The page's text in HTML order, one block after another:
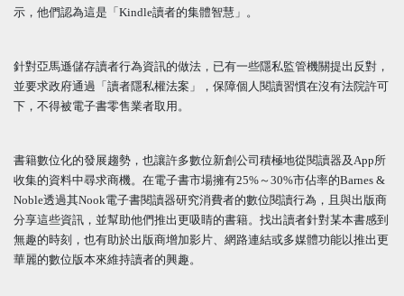
示，他們認為這是「Kindle讀者的集體智慧」。
針對亞馬遜儲存讀者行為資訊的做法，已有一些隱私監管機關提出反對，
並要求政府通過「讀者隱私權法案」，保障個人閱讀習慣在沒有法院許可
下，不得被電子書零售業者取用。
書籍數位化的發展趨勢，也讓許多數位新創公司積極地從閱讀器及App所
收集的資料中尋求商機。在電子書市場擁有25%～30%市佔率的Barnes &
Noble透過其Nook電子書閱讀器研究消費者的數位閱讀行為，且與出版商
分享這些資訊，並幫助他們推出更吸睛的書籍。找出讀者針對某本書感到
無趣的時刻，也有助於出版商增加影片、網路連結或多媒體功能以推出更
華麗的數位版本來維持讀者的興趣。